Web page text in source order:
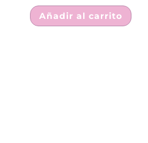
Añadir al carrito